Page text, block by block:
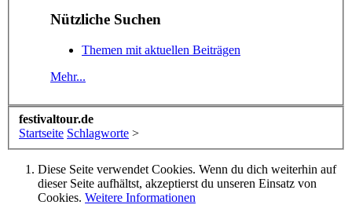
Nützliche Suchen
Themen mit aktuellen Beiträgen
Mehr...
festivaltour.de
Startseite Schlagworte >
Diese Seite verwendet Cookies. Wenn du dich weiterhin auf
dieser Seite aufhältst, akzeptierst du unseren Einsatz von
Cookies. Weitere Informationen